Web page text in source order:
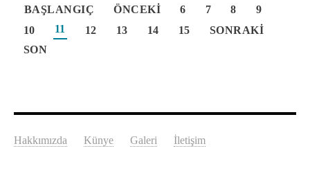
BAŞLANGIÇ ÖNCEKI 6 7 8
9
10
11 12 13 14 15
SONRAKI
SON
Hakkımızda Künye Galeri İletişim